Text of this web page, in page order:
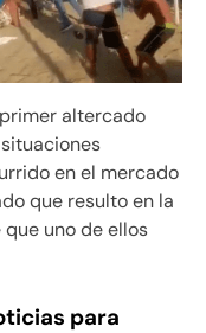
altercado
en el mercado
que resulto en la
uno de ellos
para